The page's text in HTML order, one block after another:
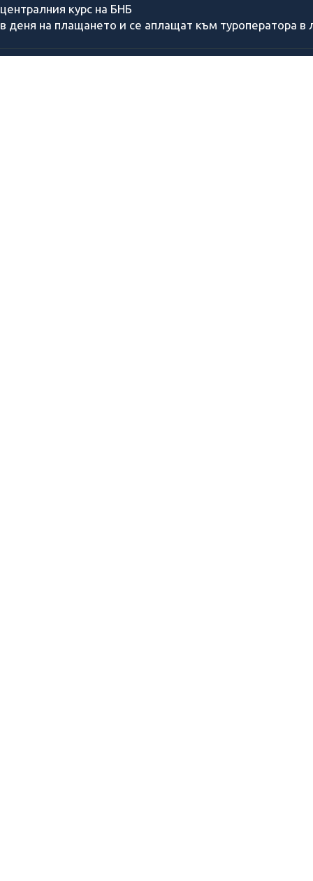
централния курс на БНБ
в деня на плащането и се аплащат към туроператора в